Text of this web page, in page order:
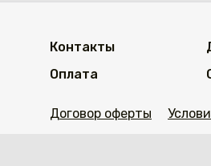
Контакты
Оплата
Договор оферты